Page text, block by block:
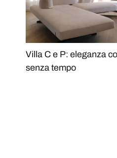
Villa C e P: eleganza
senza tempo